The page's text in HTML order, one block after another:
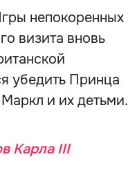
непокоренных
визита вновь
убедить Принца
и их детьми.
Карла III